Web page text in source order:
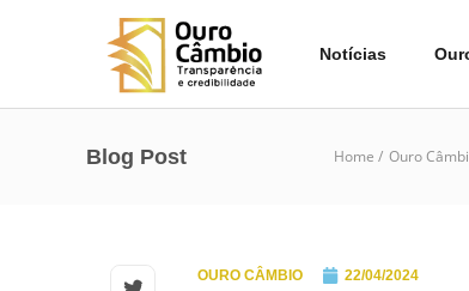
Notícias
Blog Post Home / Ouro
OURO CÂMBIO 22/04/2024